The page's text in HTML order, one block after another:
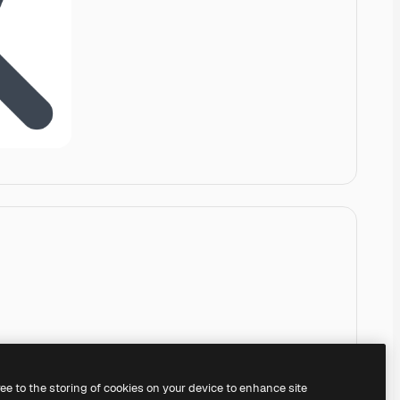
to the storing of cookies on your device to enhance site